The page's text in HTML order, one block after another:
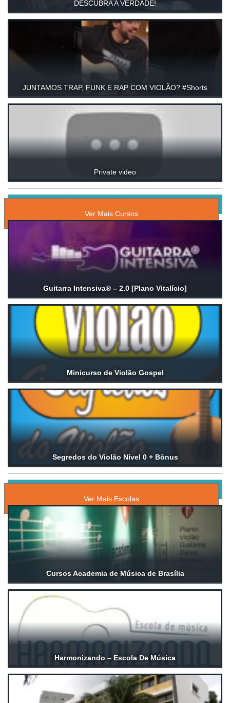
DESCUBRA A VERDADE!
JUNTAMOS TRAP, FUNK E RAP COM VIOLÃO? #Shorts
Private video
Ver Mais Cursos
Guitarra Intensiva® – 2.0 [Plano Vitalício]
Minicurso de Violão Gospel
Segredos do Violão Nível 0 + Bônus
Ver Mais Escolas
Cursos Academia de Música de Brasília
Harmonizando – Escola De Música